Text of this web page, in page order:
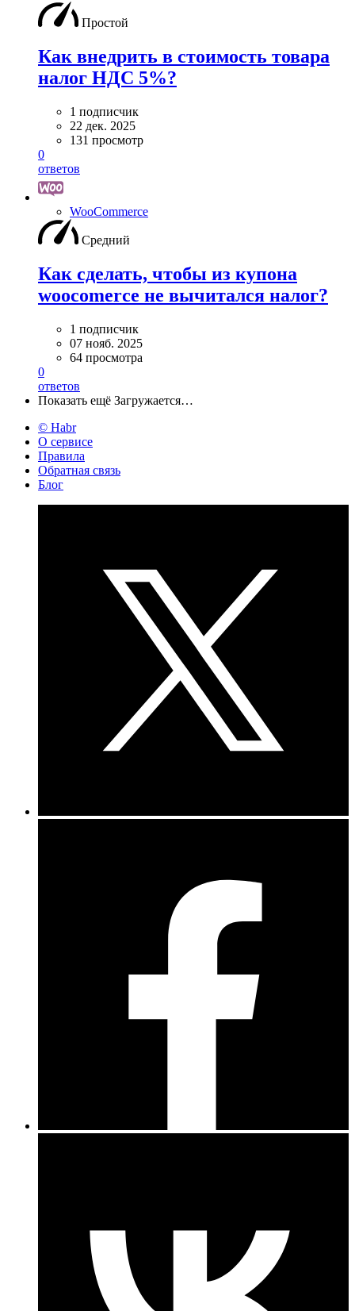
Простой
Как внедрить в стоимость товара
налог НДС 5%?
1 подписчик
22 дек. 2025
131 просмотр
0
ответов
WooСommerce
Средний
Как сделать, чтобы из купона
woocomerce не вычитался налог?
1 подписчик
07 нояб. 2025
64 просмотра
0
ответов
Показать ещё Загружается…
© Habr
О сервисе
Правила
Обратная связь
Блог